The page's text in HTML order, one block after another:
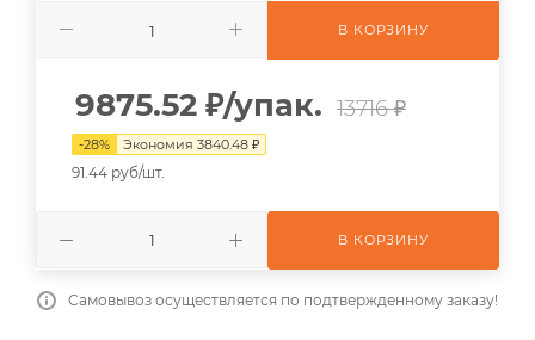
В КОРЗИНУ
9875.52 ₽/упак. 13716 ₽
-28% Экономия 3840.48 ₽
91.44 руб/шт.
В КОРЗИНУ
Самовывоз осуществляется по подтвержденному заказу!